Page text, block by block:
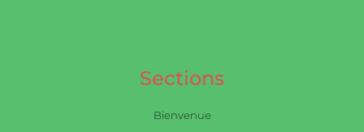
Sections
Bienvenue